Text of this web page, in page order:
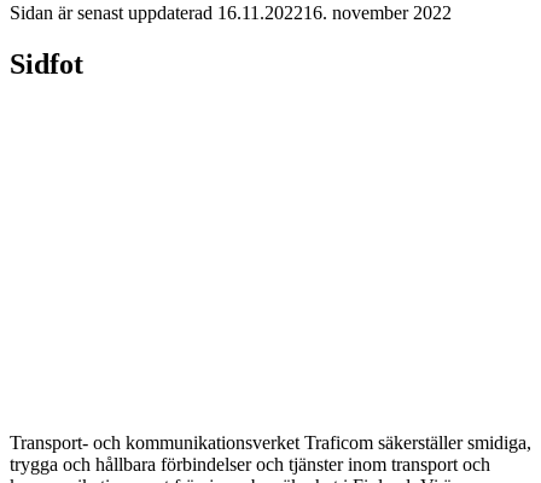
Sidan är senast uppdaterad 16.11.202216. november 2022
Sidfot
Transport- och kommunikationsverket Traficom säkerställer smidiga,
trygga och hållbara förbindelser och tjänster inom transport och